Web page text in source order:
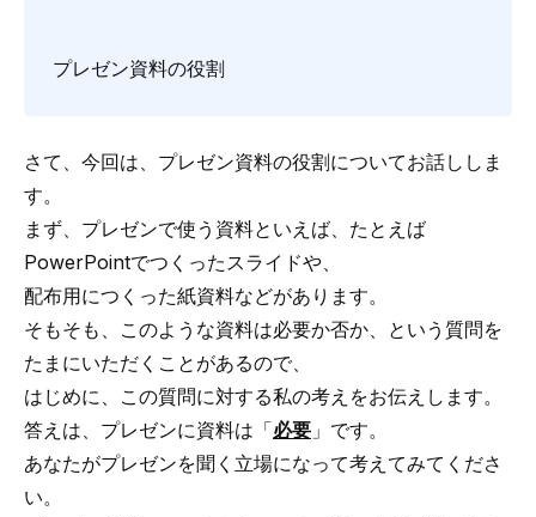
プレゼン資料の役割
さて、今回は、プレゼン資料の役割についてお話ししま
す。
まず、プレゼンで使う資料といえば、たとえば
PowerPointでつくったスライドや、
配布用につくった紙資料などがあります。
そもそも、このような資料は必要か否か、という質問を
たまにいただくことがあるので、
はじめに、この質問に対する私の考えをお伝えします。
答えは、プレゼンに資料は「必要 」です。
あなたがプレゼンを聞く立場になって考えてみてくださ
い。